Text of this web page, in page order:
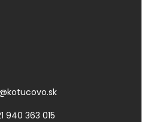
kotucovo.sk
940 363 015